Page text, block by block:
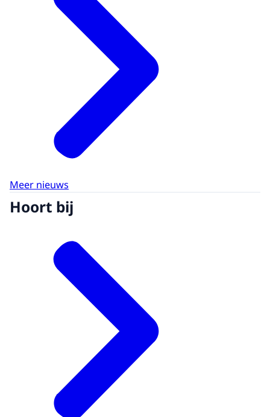
Meer nieuws
Hoort bij